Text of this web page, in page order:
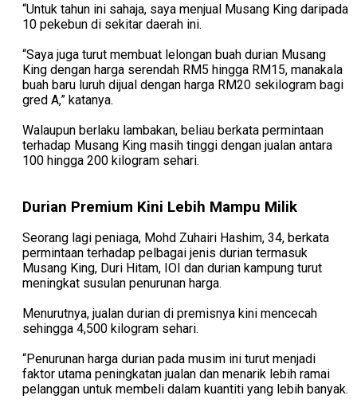
“Untuk tahun ini sahaja, saya menjual Musang King daripada
10 pekebun di sekitar daerah ini.
“Saya juga turut membuat lelongan buah durian Musang
King dengan harga serendah RM5 hingga RM15, manakala
buah baru luruh dijual dengan harga RM20 sekilogram bagi
gred A,” katanya.
Walaupun berlaku lambakan, beliau berkata permintaan
terhadap Musang King masih tinggi dengan jualan antara
100 hingga 200 kilogram sehari.
Durian Premium Kini Lebih Mampu Milik
Seorang lagi peniaga, Mohd Zuhairi Hashim, 34, berkata
permintaan terhadap pelbagai jenis durian termasuk
Musang King, Duri Hitam, IOI dan durian kampung turut
meningkat susulan penurunan harga.
Menurutnya, jualan durian di premisnya kini mencecah
sehingga 4,500 kilogram sehari.
“Penurunan harga durian pada musim ini turut menjadi
faktor utama peningkatan jualan dan menarik lebih ramai
pelanggan untuk membeli dalam kuantiti yang lebih banyak.